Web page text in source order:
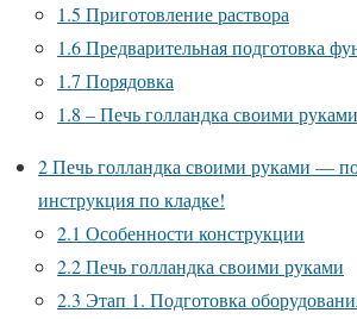
1.5 Приготовление раствора
1.6Предварительная подготовка
1.7 Порядовка
1.8 – Печь голландка своими руками
2Печь голландка своими руками —
инструкция по кладке!
2.1 Особенности конструкции
2.2Печь голландка своими руками
2.3 Этап 1. Подготовка